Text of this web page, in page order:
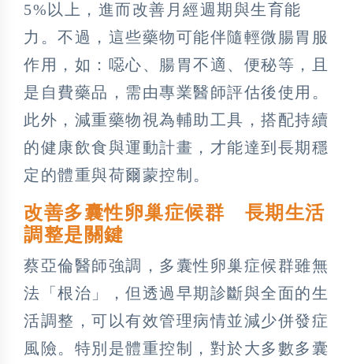
5%以上，進而改善月經週期與生育能
力。不過，這些藥物可能伴隨輕微腸胃服
作用，如：噁心、腸胃不適、便秘等，且
是自費藥品，需由專業醫師評估後使用。
此外，減重藥物視為輔助工具，搭配持續
的健康飲食與運動計畫，才能達到長期穩
定的體重與荷爾蒙控制。
改善多囊性卵巢症候群 長期生活
調整是關鍵
蔡亞倫醫師強調，多囊性卵巢症候群雖無
法「根治」，但透過早期診斷與全面的生
活調整，可以有效管理病情並減少併發症
風險。特別是體重控制，對於大多數多囊